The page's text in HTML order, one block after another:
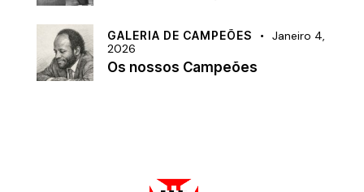
GALERIA DE CAMPEÕES
Janeiro 4,
2026
Os nossos Campeões